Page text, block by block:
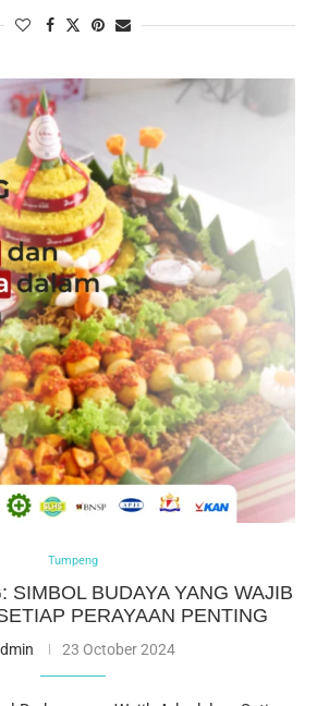
Tumpeng
SIMBOL BUDAYA YANG WAJIB
PERAYAAN PENTING
23 October 2024